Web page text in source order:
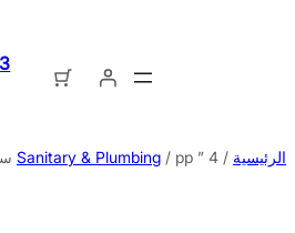
الرئيسية /
Sanitary & Plumbing / pp ” 4 سيفون